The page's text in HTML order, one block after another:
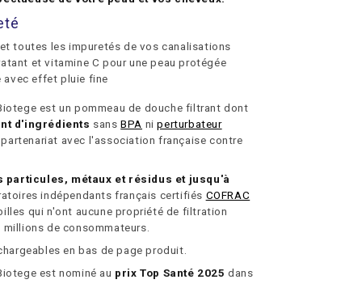
toutes les impuretés de vos canalisations
et vitamine C pour une peau protégée
avec effet pluie fine
est un pommeau de douche filtrant dont
d'ingrédients sansBPA niperturbateur
avec l'association française contre
particules, métaux et résidus et jusqu'à
indépendants français certifiés COFRAC
qui n'ont aucune propriété de filtration
de consommateurs.
en bas de page produit.
est nominé au prix Top Santé 2025 dans